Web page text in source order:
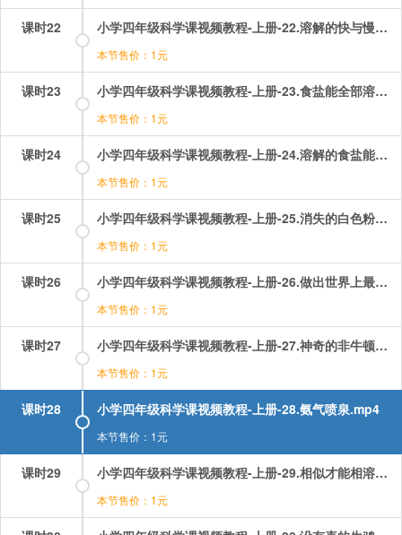
课时22 小学四年级科学课视频教程-上册-22.溶解的快与慢？.mp4
本节售价：1元
课时23 小学四年级科学课视频教程-上册-23.食盐能全部溶解吗？.mp4
本节售价：1元
课时24 小学四年级科学课视频教程-上册-24.溶解的食盐能还原吗.mp4
本节售价：1元
课时25 小学四年级科学课视频教程-上册-25.消失的白色粉末.mp4
本节售价：1元
课时26 小学四年级科学课视频教程-上册-26.做出世界上最干净的水.mp4
本节售价：1元
课时27 小学四年级科学课视频教程-上册-27.神奇的非牛顿流体.mp4
本节售价：1元
课时28 小学四年级科学课视频教程-上册-28.氨气喷泉.mp4
本节售价：1元
课时29 小学四年级科学课视频教程-上册-29.相似才能相溶！.mp4
本节售价：1元